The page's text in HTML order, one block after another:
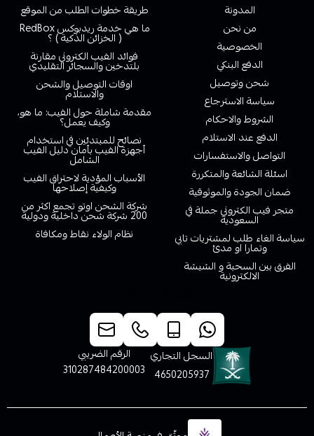
المدونة
من نحن
الخصوصية
الدفع البنكي
شحن وتوصيل
سياسة الاسترجاع
الشروط والاحكام
الدفع عند الاستلام
التواصل والاستفسارات
اسئلة الشائعة والمتكررة
ضمان الجودة والموثوقية
متجر فيب الكتروني جملة في
السعودية
سياسة الغاء طلب لمشتريات تابي
وتمارا او مدئ
الفرق بين السحبة و الشيشة
الالكترونية
طريقة خطوات الطلب من الموقع
ما هي خدمة ريدبوكس RedBox
( الخزائن الذكية ) ؟
فوائد الفيب الكتروني مقارنة
بلتدخين والسجائر التقليدي
اوقات التوصيل والشحن
والاستلام
مقدمة شاملة حول الفيب: ما هو،
وكيف يعمل؟
نصائح للمبتدئين في استخدام
أجهزة الفيب بأمان دليل الفيب
الشامل
الأسباب المؤدية لاحتراق الفيب
وكيفية إصلاحها
شركة الشحن اوتو تجمع اكثر من
200 شركة شحن داخلية ودولية
نظام الولاء نقاط ومكافاة
السجل التجاري
4650205937
الرقم الضريبي
310287484200003